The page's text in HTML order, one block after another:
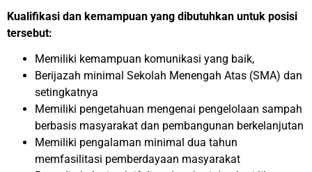
Kualifikasi dan kemampuan yang dibutuhkan untuk posisi
tersebut:
Memiliki kemampuan komunikasi yang baik,
Berijazah minimal Sekolah Menengah Atas (SMA) dan
setingkatnya
Memiliki pengetahuan mengenai pengelolaan sampah
berbasis masyarakat dan pembangunan berkelanjutan
Memiliki pengalaman minimal dua tahun
memfasilitasi pemberdayaan masyarakat